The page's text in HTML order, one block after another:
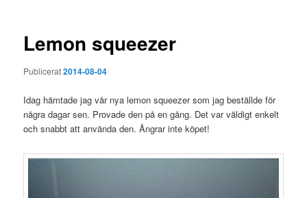
Lemon squeezer
Publicerat2014-08-04
Idag hämtade jag vår nya lemon squeezer som jag beställde för
några dagar sen. Provade den på en gång. Det var väldigt enkelt
och snabbt att använda den. Ångrar inte köpet!